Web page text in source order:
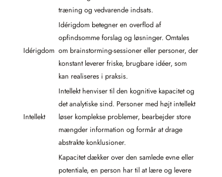
træning og vedvarende indsats.
Idérigdom
Idérigdom betegner en overflod af
opfindsomme forslag og løsninger. Omtales
om brainstorming-sessioner eller personer, der
konstant leverer friske, brugbare idéer, som
kan realiseres i praksis.
Intellekt
Intellekt henviser til den kognitive kapacitet og
det analytiske sind. Personer med højt intellekt
løser komplekse problemer, bearbejder store
mængder information og formår at drage
abstrakte konklusioner.
Kapacitet dækker over den samlede evne eller
potentiale, en person har til at lære og levere